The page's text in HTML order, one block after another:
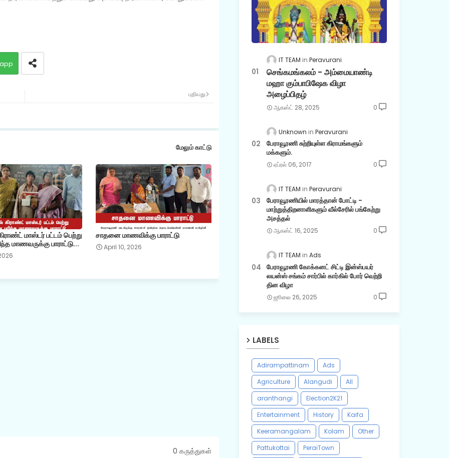
புதியது
மேலும் காட்டு
மாஸ்டர் பட்டம் பெற்று
மாணவருக்கு பாராட்டு...
சாதனை மாணவிக்கு பாராட்டு
April 10, 2026
0 கருத்துகள்
IT TEAM Peravurani
செங்கமங்கலம் - அம்மையாண்டி
மஹா கும்பாபிஷேக விழா
அழைப்பிதழ்
ஆகஸ்ட் 28, 2025 0
Unknown Peravurani
பேராவூரணி சுற்றியுள்ள கிராமங்களும்
மக்களும்.
ஏப்ரல் 06, 2017 0
IT TEAM Peravurani
பேராவூரணியில் மாரத்தான் போட்டி -
மாற்றுத்திறனாளிகளும் வீல்சேரில் பங்கேற்று
அசத்தல்
ஆகஸ்ட் 16, 2025 0
IT TEAM Ads
பேராவூரணி கோக்கனட் சிட்டி இன்ஸ்பயர்
லயன்ஸ் சங்கம் சார்பில் கார்கில் போர் வெற்றி
தின விழா
ஜூலை 26, 2025 0
LABELS
Adirampattinam
Ads
Agriculture
Alangudi
All
aranthangi
Election2K21
Entertainment
History
Kaifa
Keeramangalam
Kolam
Other
Pattukottai
PeraiTown